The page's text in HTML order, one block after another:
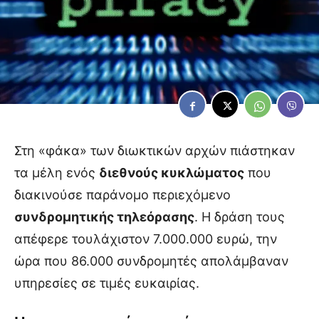
Στη «φάκα» των διωκτικών αρχών πιάστηκαν
τα μέλη ενός διεθνούς κυκλώματος που
διακινούσε παράνομο περιεχόμενο
συνδρομητικής τηλεόρασης. Η δράση τους
απέφερε τουλάχιστον 7.000.000 ευρώ, την
ώρα που 86.000 συνδρομητές απολάμβαναν
υπηρεσίες σε τιμές ευκαιρίας.